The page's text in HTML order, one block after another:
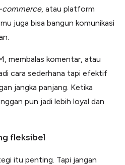
commerce, atau platform
juga bisa bangun komunikasi
membalas komentar, atau
cara sederhana tapi efektif
jangka panjang. Ketika
pun jadi lebih loyal dan
fleksibel
itu penting. Tapi jangan